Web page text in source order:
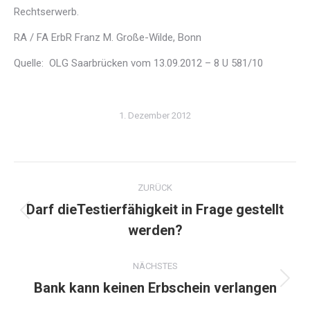
Rechtserwerb.
RA / FA ErbR Franz M. Große-Wilde, Bonn
Quelle: OLG Saarbrücken vom 13.09.2012 – 8 U 581/10
1. Dezember 2012
Kommentarnavigation
ZURÜCK
Vorheriger
Beitrag:
Darf dieTestierfähigkeit in Frage gestellt
werden?
NÄCHSTES
Nächster
Bank kann keinen Erbschein verlangen